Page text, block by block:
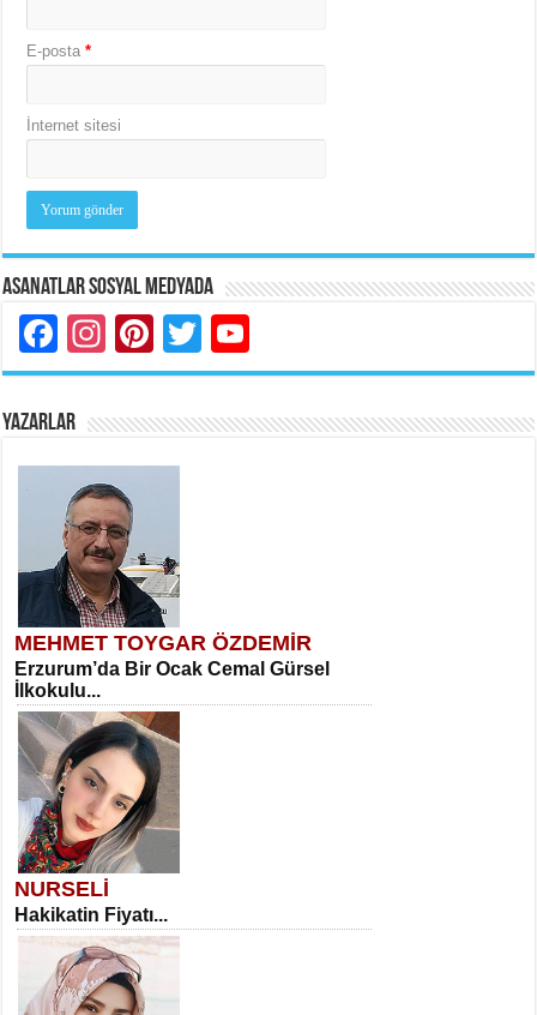
E-posta*
İnternet sitesi
Asanatlar Sosyal Medyada
Facebook
Instagram
Pinterest
Twitter
YAZARLAR
MEHMET TOYGAR ÖZDEMİR
Erzurum’da Bir Ocak Cemal Gürsel
İlkokulu...
NURSELİ
Hakikatin Fiyatı...